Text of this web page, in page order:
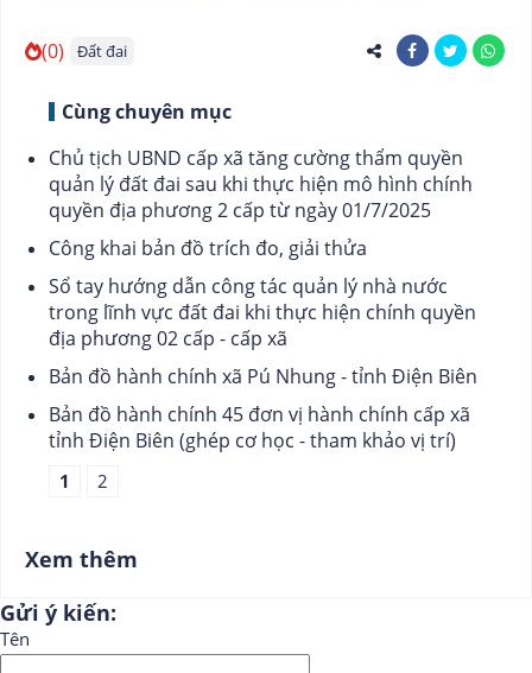
(0) Đất đai
Cùng chuyên mục
Chủ tịch UBND cấp xã tăng cường thẩm quyền
quản lý đất đai sau khi thực hiện mô hình chính
quyền địa phương 2 cấp từ ngày 01/7/2025
Công khai bản đồ trích đo, giải thửa
Sổ tay hướng dẫn công tác quản lý nhà nước
trong lĩnh vực đất đai khi thực hiện chính quyền
địa phương 02 cấp - cấp xã
Bản đồ hành chính xã Pú Nhung - tỉnh Điện Biên
Bản đồ hành chính 45 đơn vị hành chính cấp xã
tỉnh Điện Biên (ghép cơ học - tham khảo vị trí)
1 2
Xem thêm
Gửi ý kiến:
Tên